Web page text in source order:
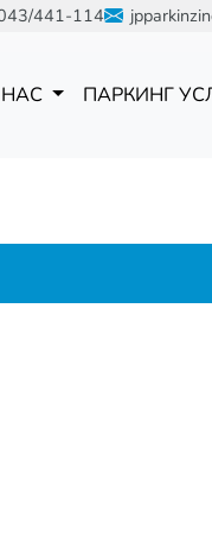
441-114
ПАРКИНГ